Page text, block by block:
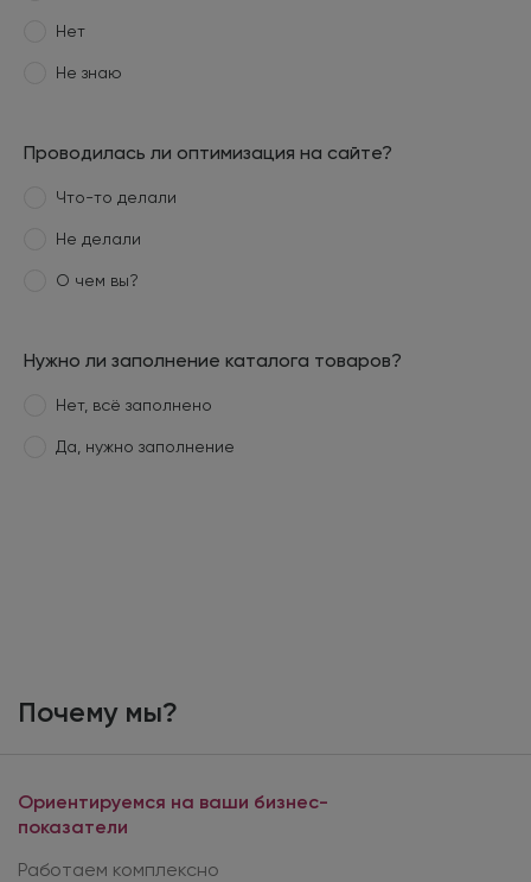
Нет
Не знаю
Проводилась ли оптимизация на сайте?
Что-то делали
Не делали
О чем вы?
Нужно ли заполнение каталога товаров?
Нет, всё заполнено
Да, нужно заполнение
Почему мы?
Ориентируемся на ваши бизнес-
показатели
Работаем комплексно